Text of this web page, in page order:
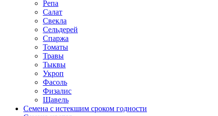
Репа
Салат
Свекла
Сельдерей
Спаржа
Томаты
Травы
Тыквы
Укроп
Фасоль
Физалис
Щавель
Семена с истекшим сроком годности